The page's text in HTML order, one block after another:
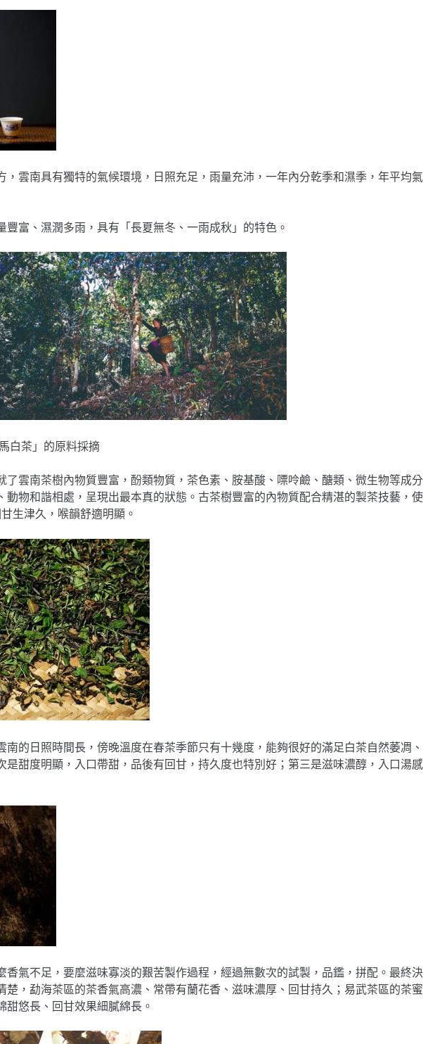
雲南具有獨特的氣候環境，日照充足，雨量充沛，一年內分乾季和濕季，年平均氣
富、濕潤多雨，具有「長夏無冬、一雨成秋」的特色。
」的原料採摘
雲南茶樹內物質豐富，酚類物質，茶色素、胺基酸、嘌呤鹼、醣類、微生物等成分
物和諧相處，呈現出最本真的狀態。古茶樹豐富的內物質配合精湛的製茶技藝，使
生津久，喉韻舒適明顯。
的日照時間長，傍晚溫度在春茶季節只有十幾度，能夠很好的滿足白茶自然萎凋、
甜度明顯，入口帶甜，品後有回甘，持久度也特別好；第三是滋味濃醇，入口湯感
氣不足，要麼滋味寡淡的艱苦製作過程，經過無數次的試製，品鑑，拼配。最終決
，勐海茶區的茶香氣高濃、常帶有蘭花香、滋味濃厚、回甘持久；易武茶區的茶蜜
甜悠長、回甘效果細膩綿長。